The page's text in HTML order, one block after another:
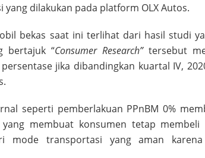
yang dilakukan pada platform OLX Autos.
bekas saat ini terlihat dari hasil studi
bertajuk “Consumer Research”tersebut
jika dibandingkan kuartal IV,
seperti pemberlakuan PPnBM 0%
yang membuat konsumen tetap
mode transportasi yang aman